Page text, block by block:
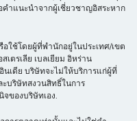
คำแนะนำจากผู้เชี่ยวชาญอิสระหาก
ใช้โดยผู้ที่พำนักอยู่ในประเทศ/เขต
ตรเลีย เบลเยียม อิหร่าน
นเดีย บริษัทจะไม่ให้บริการแก่ผู้ที่
ะบริษัทสงวนสิทธิ์ในการ
ของบริษัทเอง.